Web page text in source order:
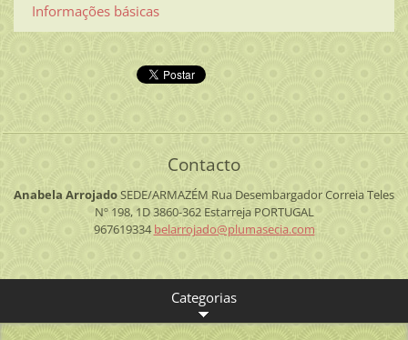
Informações básicas
Contacto
Anabela ArrojadoSEDE/ARMAZÉM Rua Desembargador Correia Teles
Nº 198, 1D3860-362 EstarrejaPORTUGAL
967619334belarrojado@plumasecia.com
Categorias